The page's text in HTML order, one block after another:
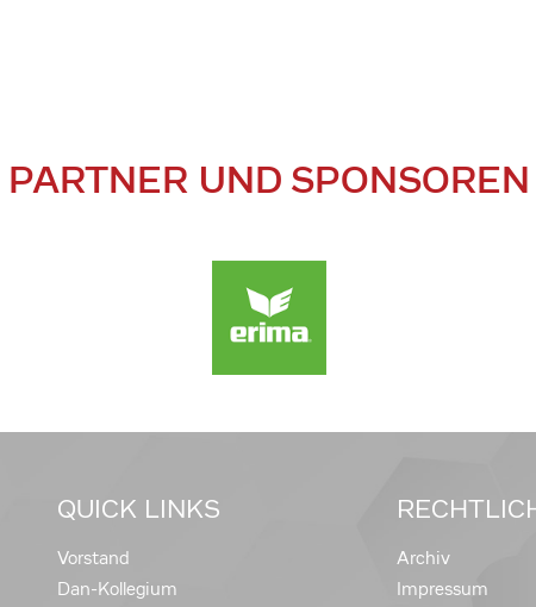
PARTNER UND SPONSOREN
QUICK LINKS
Vorstand
Dan-Kollegium
Archiv
Impressum